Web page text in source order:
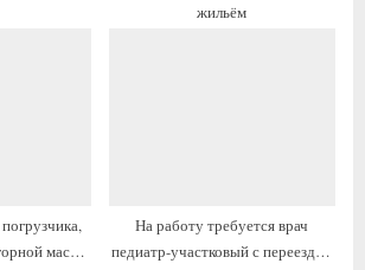
жильём
массы
На работу требуется врач
педиатр-участковый с переездом